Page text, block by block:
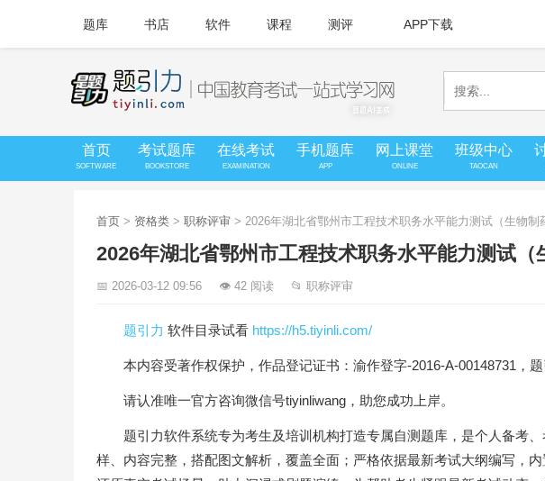
题库 书店 软件 课程 测评 APP下载
首页
SOFTWARE
考试题库
BOOKSTORE
在线考试
EXAMINATION
手机题库
APP
网上课堂
ONLINE
班级中心
TAOCAN
首页 > 资格类 > 职称评审 > 2026年湖北省鄂州市工程技术职务水平能力测试（生物制
2026年湖北省鄂州市工程技术职务水平能力测试（
📅 2026-03-12 09:56 👁 42 阅读 📂 职称评审
题引力 软件目录试看 https://h5.tiyinli.com/
本内容受著作权保护，作品登记证书：渝作登字-2016-A-00148731，题
请认准唯一官方咨询微信号tiyinliwang，助您成功上岸。
题引力软件系统专为考生及培训机构打造专属自测题库，是个人备考
样、内容完整，搭配图文解析，覆盖全面；严格依据最新考试大纲编写，